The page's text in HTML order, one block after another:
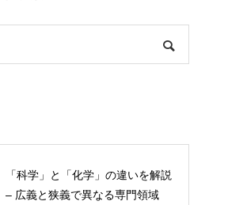
「科学」と「化学」の違いを解説
– 広義と狭義で異なる専門領域